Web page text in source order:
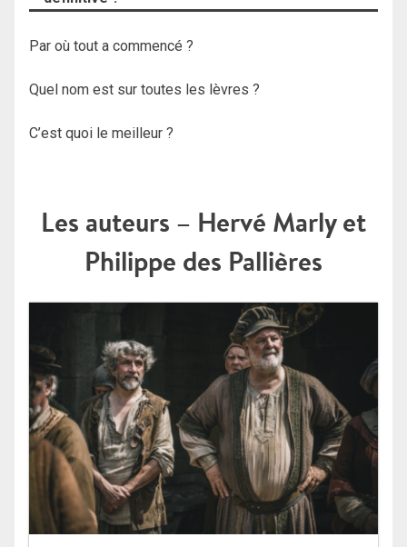
Par où tout a commencé ?
Quel nom est sur toutes les lèvres ?
C’est quoi le meilleur ?
Les auteurs – Hervé Marly et
Philippe des Pallières